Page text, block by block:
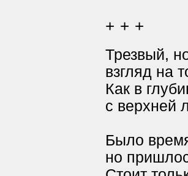
+ + +
Трезвый,
взгляд на
Как в
с верхней
Было
но